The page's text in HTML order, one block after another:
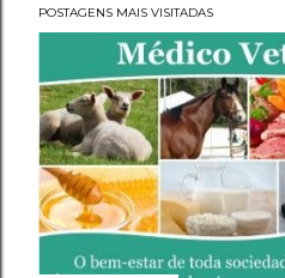
POSTAGENS MAIS VISITADAS